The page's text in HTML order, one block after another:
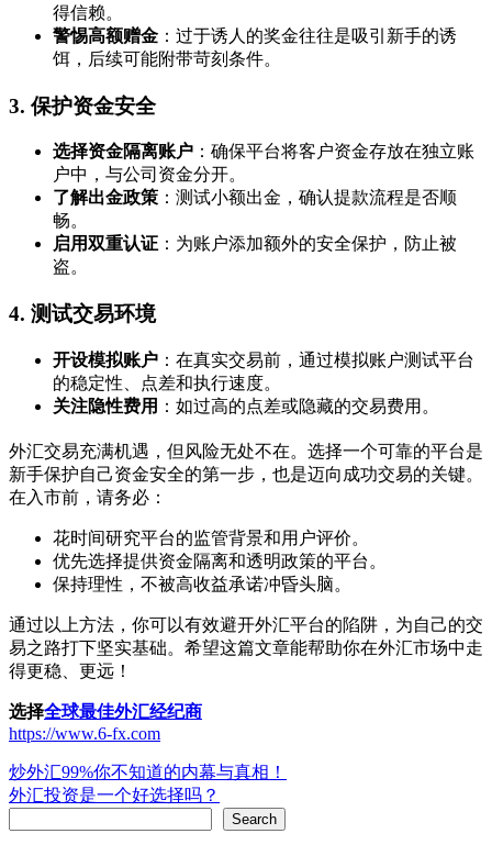
得信赖。
警惕高额赠金 ：过于诱人的奖金往往是吸引新手的诱
饵，后续可能附带苛刻条件。
3. 保护资金安全
选择资金隔离账户 ：确保平台将客户资金存放在独立账
户中，与公司资金分开。
了解出金政策 ：测试小额出金，确认提款流程是否顺
畅。
启用双重认证 ：为账户添加额外的安全保护，防止被
盗。
4. 测试交易环境
开设模拟账户 ：在真实交易前，通过模拟账户测试平台
的稳定性、点差和执行速度。
关注隐性费用 ：如过高的点差或隐藏的交易费用。
外汇交易充满机遇，但风险无处不在。选择一个可靠的平台是
新手保护自己资金安全的第一步，也是迈向成功交易的关键。
在入市前，请务必：
花时间研究平台的监管背景和用户评价。
优先选择提供资金隔离和透明政策的平台。
保持理性，不被高收益承诺冲昏头脑。
通过以上方法，你可以有效避开外汇平台的陷阱，为自己的交
易之路打下坚实基础。希望这篇文章能帮助你在外汇市场中走
得更稳、更远！
选择全球最佳外汇经纪商
https://www.6-fx.com
Post
navigation
炒外汇99%你不知道的内幕与真相！
外汇投资是一个好选择吗？
Search